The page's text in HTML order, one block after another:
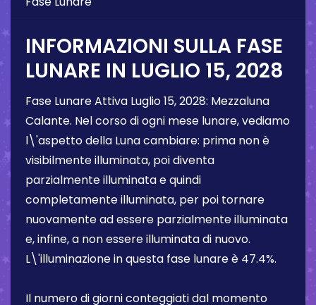
INFORMAZIONI SULLA FASE
LUNARE IN LUGLIO 15, 2028
Fase Lunare Attiva Luglio 15, 2028: Mezzaluna
Calante. Nel corso di ogni mese lunare, vediamo
l\'aspetto della Luna cambiare: prima non è
visibilmente illuminata, poi diventa
parzialmente illuminata e quindi
completamente illuminata, per poi tornare
nuovamente ad essere parzialmente illuminata
e, infine, a non essere illuminata di nuovo.
L\'illuminazione in questa fase lunare è 47.4%.
Il numero di giorni conteggiati dal momento